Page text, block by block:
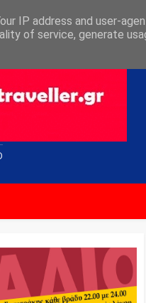
IP address and user-
of service, generate